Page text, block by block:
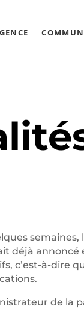
déjà annoncé
c’est-à-dire
de la